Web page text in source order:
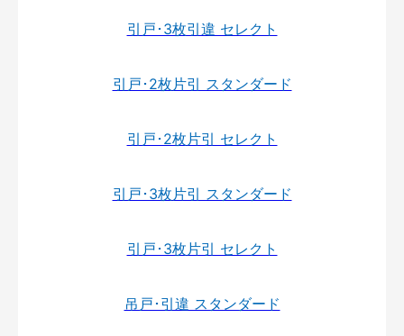
引戸･3枚引違 セレクト
引戸･2枚片引 スタンダード
引戸･2枚片引 セレクト
引戸･3枚片引 スタンダード
引戸･3枚片引 セレクト
吊戸･引違 スタンダード